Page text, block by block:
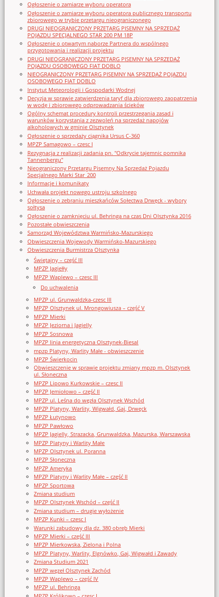
Ogłoszenie o zamiarze wyboru operatora
Ogłoszenie o zamiarze wyboru operatora publicznego transportu
zbiorowego w trybie przetargu nieograniczonego
DRUGI NIEOGRANICZONY PRZETARG PISEMNY NA SPRZEDAŻ
POJAZDU SPECJALNEGO STAR 200 PM 18P
Ogłoszenie o otwartym naborze Partnera do wspólnego
przygotowania i realizacji projektu
DRUGI NIEOGRANICZONY PRZETARG PISEMNY NA SPRZEDAŻ
POJAZDU OSOBOWEGO FIAT DOBLO
NIEOGRANICZONY PRZETARG PISEMNY NA SPRZEDAŻ POJAZDU
OSOBOWEGO FIAT DOBLO
Instytut Meteorologii i Gospodarki Wodnej
Decyzja w sprawie zatwierdzenia taryf dla zbiorowego zaopatrzenia
w wodę i zbiorowego odprowadzania ścieków
Ogólny schemat procedury kontroli przestrzegania zasad i
warunków korzystania z zezwoleń na sprzedaż napojów
alkoholowych w gminie Olsztynek
Ogłoszenie o sprzedaży ciągnika Ursus C-360
MPZP Samagowo – czesc I
Rezygnacja z realizacji zadania pn. "Odkrycie tajemnic pomnika
Tannenbergu"
Nieograniczony Przetargu Pisemny Na Sprzedaż Pojazdu
Specjalnego Marki Star_200
Informacje i komunikaty
Uchwała projekt nowego ustroju szkolnego
Ogłoszenie o zebraniu mieszkańców Sołectwa Drwęck - wybory
sołtysa
Ogłoszenie o zamknięciu ul. Behringa na czas Dni Olsztynka 2016
Pozostałe obwieszczenia
Samorząd Województwa Warmińsko-Mazurskiego
Obwieszczenia Wojewody Warmińsko-Mazurskiego
Obwieszczenia Burmistrza Olsztynka
Świętajny – część III
MPZP Jagiełły
MPZP Waplewo – czesc III
Do uchwalenia
MPZP ul. Grunwaldzka-czesc III
MPZP Olsztynek ul. Mrongowiusza – część V
MPZP Mierki
MPZP Jeziorna i Jagielly
MPZP Sosnowa
MPZP linia energetyczna Olsztynek-Biesal
mpzp Platyny, Warlity Małe - obwieszczenie
MPZP Świerkocin
Obwieszczenie w sprawie projektu zmiany mpzp m. Olsztynek
ul. Słoneczna
MPZP Lipowo Kurkowskie – czesc II
MPZP Jemiołowo – część II
MPZP ul. Leśna do węzła Olsztynek Wschód
MPZP Platyny, Warlity, Wigwałd, Gaj, Drwęck
MPZP Łutynowo
MPZP Pawłowo
MPZP Jagielly, Strazacka, Grunwaldzka, Mazurska, Warszawska
MPZP Platyny i Warlity Małe
MPZP Olsztynek ul. Poranna
MPZP Słoneczna
MPZP Ameryka
MPZP Platyny i Warlity Małe – część II
MPZP Sportowa
Zmiana studium
MPZP Olsztynek Wschód – część II
Zmiana studium – drugie wyłożenie
MPZP Kunki – czesc I
Warunki zabudowy dla dz. 380 obręb Mierki
MPZP Mierki – część III
MPZP Mierkowska, Zielona i Polna
MPZP Platyny, Warlity, Elgnówko, Gaj, Wigwałd i Zawady
Zmiana Studium 2021
MPZP węzeł Olsztynek Zachód
MPZP Waplewo – część IV
MPZP ul. Behringa